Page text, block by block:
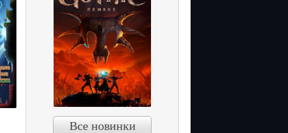
Все новинки